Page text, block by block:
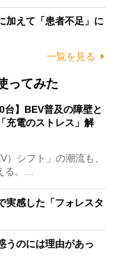
加えて「患者不足」に
一覧を見る
ってみた
台】BEV普及の障壁と
充電のストレス」解
シフト」の潮流も、
る。…
実感した「フォレスタ
うのには理由があっ